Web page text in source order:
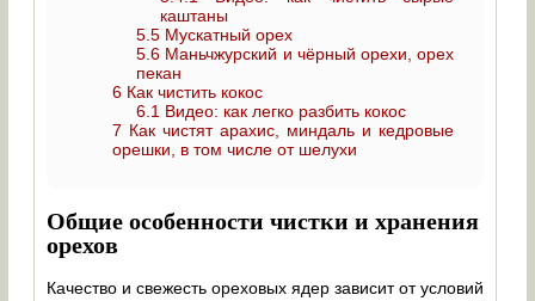
каштаны
5.5 Мускатный орех
5.6 Маньчжурский и чёрный орехи, орех
пекан
6 Как чистить кокос
6.1 Видео: как легко разбить кокос
7 Как чистят арахис, миндаль и кедровые
орешки, в том числе от шелухи
Общие особенности чистки и хранения
орехов
Качество и свежесть ореховых ядер зависит от условий